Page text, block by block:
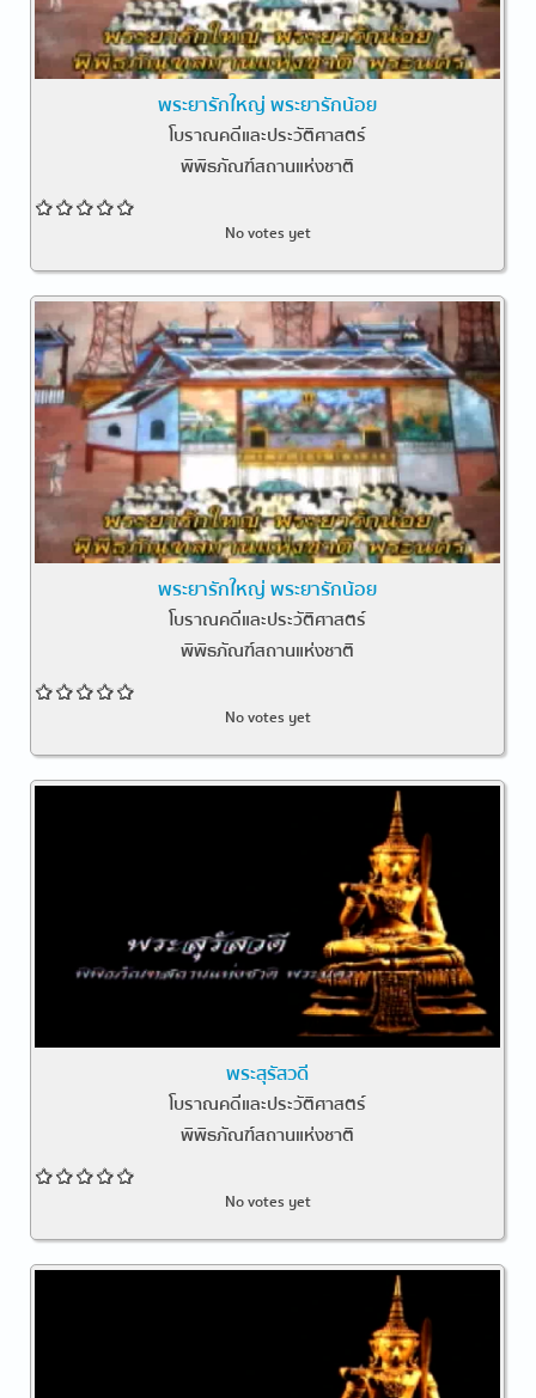
พระยารักใหญ่ พระยารักน้อย
โบราณคดีและประวัติศาสตร์
พิพิธภัณฑ์สถานแห่งชาติ
No votes yet
พระยารักใหญ่ พระยารักน้อย
โบราณคดีและประวัติศาสตร์
พิพิธภัณฑ์สถานแห่งชาติ
No votes yet
พระสุรัสวดี
โบราณคดีและประวัติศาสตร์
พิพิธภัณฑ์สถานแห่งชาติ
No votes yet